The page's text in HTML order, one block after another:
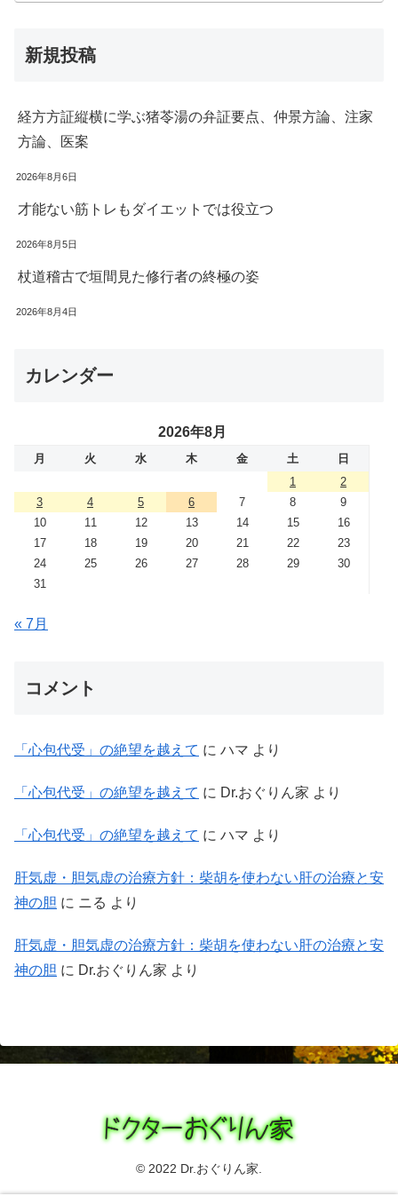
新規投稿
経方方証縦横に学ぶ猪苓湯の弁証要点、仲景方論、注家
方論、医案
2026年8月6日
才能ない筋トレもダイエットでは役立つ
2026年8月5日
杖道稽古で垣間見た修行者の終極の姿
2026年8月4日
カレンダー
2026年8月
月 火 水 木 金 土
日
1
2
3
4 5 6 7 8
9
10
11 12 13 14 15
16
17
18 19 20 21 22
23
24
25 26 27 28 29
30
31
« 7月
コメント
「心包代受」の絶望を越えて に ハマ より
「心包代受」の絶望を越えて に Dr.おぐりん家 より
「心包代受」の絶望を越えて に ハマ より
肝気虚・胆気虚の治療方針：柴胡を使わない肝の治療と安
神の胆 に ニる より
肝気虚・胆気虚の治療方針：柴胡を使わない肝の治療と安
神の胆 に Dr.おぐりん家 より
© 2022 Dr.おぐりん家.